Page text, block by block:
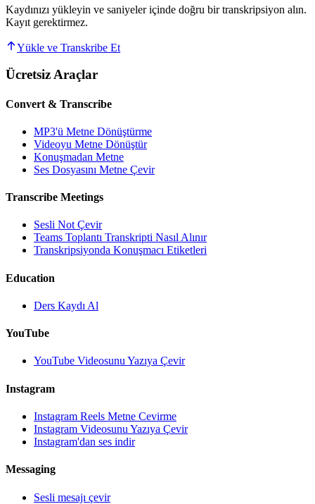
Kaydınızı yükleyin ve saniyeler içinde doğru bir transkripsiyon alın.
Kayıt gerektirmez.
Yükle ve Transkribe Et
Ücretsiz Araçlar
Convert & Transcribe
MP3'ü Metne Dönüştürme
Videoyu Metne Dönüştür
Konuşmadan Metne
Ses Dosyasını Metne Çevir
Transcribe Meetings
Sesli Not Çevir
Teams Toplantı Transkripti Nasıl Alınır
Transkripsiyonda Konuşmacı Etiketleri
Education
Ders Kaydı Al
YouTube
YouTube Videosunu Yazıya Çevir
Instagram
Instagram Reels Metne Cevirme
Instagram Videosunu Yazıya Çevir
Instagram'dan ses indir
Messaging
Sesli mesajı çevir